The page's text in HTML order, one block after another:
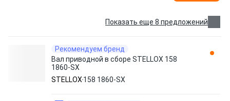
Показать еще 8 предложений
Рекомендуем бренд
Вал приводной в сборе STELLOX 158
1860-SX
STELLOX 158 1860-SX